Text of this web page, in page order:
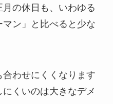
の休日も、いわゆる
マン」と比べると少な
わせにくくなります
くいのは大きなデメ